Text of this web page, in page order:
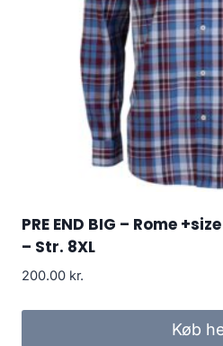
PRE END BIG – Rome
– Str. 8XL
200.00 kr.
Køb